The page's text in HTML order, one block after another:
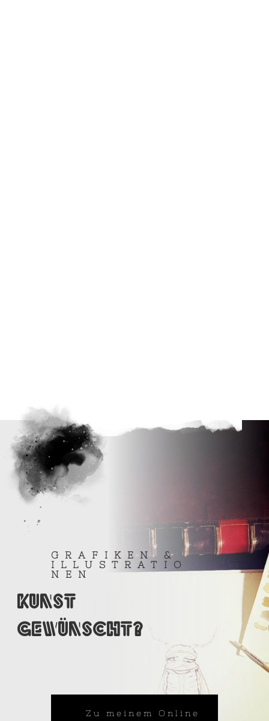
GRAFIKEN &
ILLUSTRATIO
NEN
Kunst
gewünscht?
Zu meinem Online